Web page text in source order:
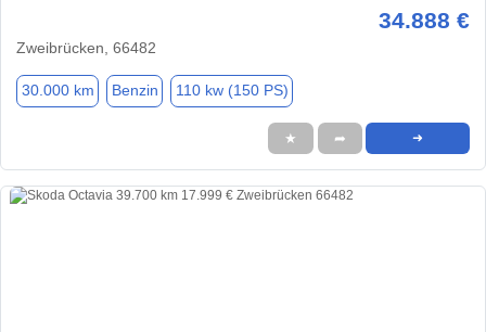
34.888 €
Zweibrücken, 66482
30.000 km Benzin 110 kw (150 PS)
★ ➦ ➜